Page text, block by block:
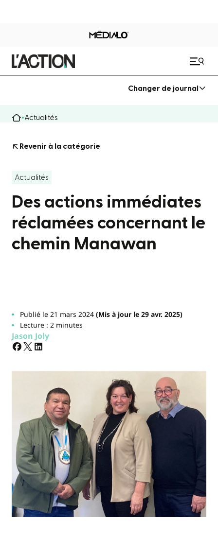
Changer de journal
Actualités
Revenir à la catégorie
Actualités
Des actions immédiates
réclamées concernant le
chemin Manawan
Publié le 21 mars 2024(Mis à jour le 29 avr. 2025)
Lecture : 2 minutes
Jason Joly